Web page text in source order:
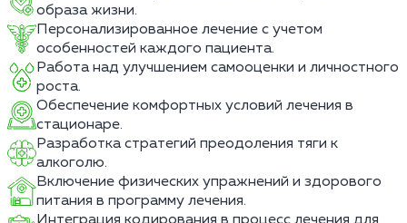
образа жизни.
Персонализированное лечение с учетом
особенностей каждого пациента.
Работа над улучшением самооценки и личностного
роста.
Обеспечение комфортных условий лечения в
стационаре.
Разработка стратегий преодоления тяги к
алкоголю.
Включение физических упражнений и здорового
питания в программу лечения.
Интеграция кодирования в процесс лечения для